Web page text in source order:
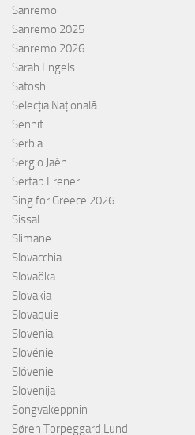
Sanremo
Sanremo 2025
Sanremo 2026
Sarah Engels
Satoshi
Selecția Națională
Senhit
Serbia
Sergio Jaén
Sertab Erener
Sing for Greece 2026
Sissal
Slimane
Slovacchia
Slovačka
Slovakia
Slovaquie
Slovenia
Slovénie
Slóvenie
Slovenija
Söngvakeppnin
Søren Torpeggard Lund